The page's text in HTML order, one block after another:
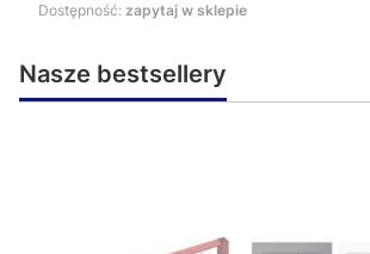
Dostępność: zapytaj w sklepie
Nasze bestsellery